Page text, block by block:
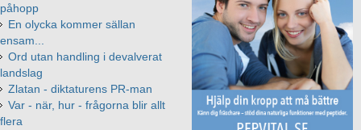
påhopp
En olycka kommer sällan
ensam...
Ord utan handling i devalverat
landslag
Zlatan - diktaturens PR-man
Var - när, hur - frågorna blir allt
flera